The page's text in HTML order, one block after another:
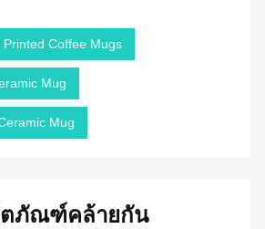
Coffee Mugs
Mug
Mug
ภัณฑ์คล้ายกัน